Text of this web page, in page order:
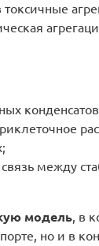
между
модель, в
но и в